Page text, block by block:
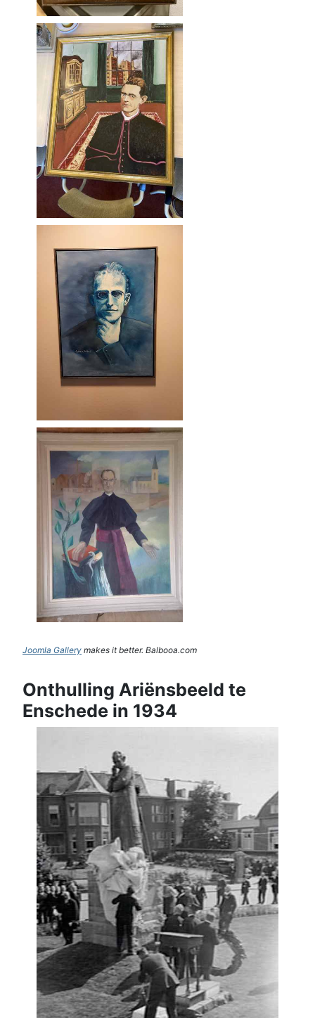
Joomla Gallery makes it better. Balbooa.com
Onthulling Ariënsbeeld te
Enschede in 1934